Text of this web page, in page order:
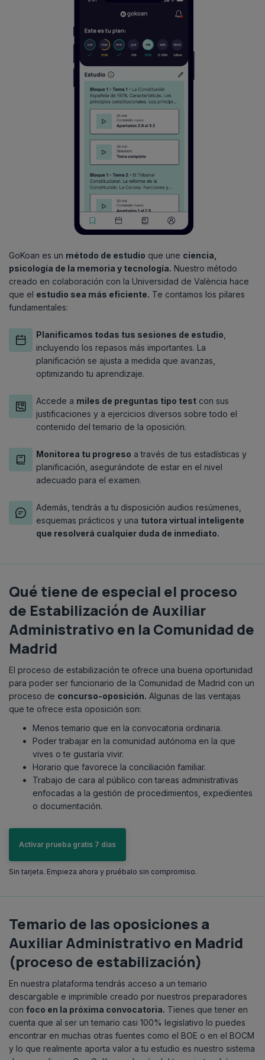
GoKoan es un método de estudio que une ciencia,
psicología de la memoria y tecnología. Nuestro método
creado en colaboración con la Universidad de València hace
que el estudio sea más eficiente. Te contamos los pilares
fundamentales:
Planificamos todas tus sesiones de estudio
incluyendo los repasos más importantes. La
planificación se ajusta a medida que avanzas,
optimizando tu aprendizaje.
Accede a miles de preguntas tipo test con sus
justificaciones y a ejercicios diversos sobre todo el
contenido del temario de la oposición.
Monitorea tu progreso a través de tus estadísticas y
planificación, asegurándote de estar en el nivel
adecuado para el examen.
Además, tendrás a tu disposición audios resúmenes,
esquemas prácticos y una tutora virtual inteligente
que resolverá cualquier duda de inmediato.
Qué tiene de especial el proceso
de Estabilización de Auxiliar
Administrativo en la Comunidad de
Madrid
El proceso de estabilización te ofrece una buena oportunidad
para poder ser funcionario de la Comunidad de Madrid con un
proceso de concurso-oposición. Algunas de las ventajas
que te ofrece esta oposición son:
Menos temario que en la convocatoria ordinaria.
Poder trabajar en la comunidad autónoma en la que
vives o te gustaría vivir.
Horario que favorece la conciliación familiar.
Trabajo de cara al público con tareas administrativas
enfocadas a la gestión de procedimientos, expedientes
o documentación.
Activar prueba gratis 7 días
Sin tarjeta. Empieza ahora y pruébalo sin compromiso.
Temario de las oposiciones a
Auxiliar Administrativo en Madrid
(proceso de estabilización)
En nuestra plataforma tendrás acceso a un temario
descargable e imprimible creado por nuestros preparadores
con foco en la próxima convocatoria. Tienes que tener en
cuenta que al ser un temario casi 100% legislativo lo puedes
encontrar en muchas otras fuentes como el BOE o en el BOCM
y lo que realmente aporta valor a tu estudio es nuestro sistema